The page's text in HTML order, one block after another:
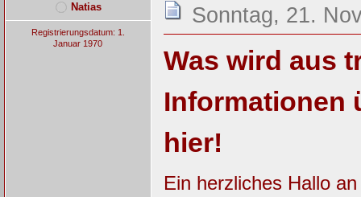
Natias
Registrierungsdatum: 1.
Januar 1970
Sonntag, 21.
Was wird aus
Informationen
hier!
Ein herzliches Hallo